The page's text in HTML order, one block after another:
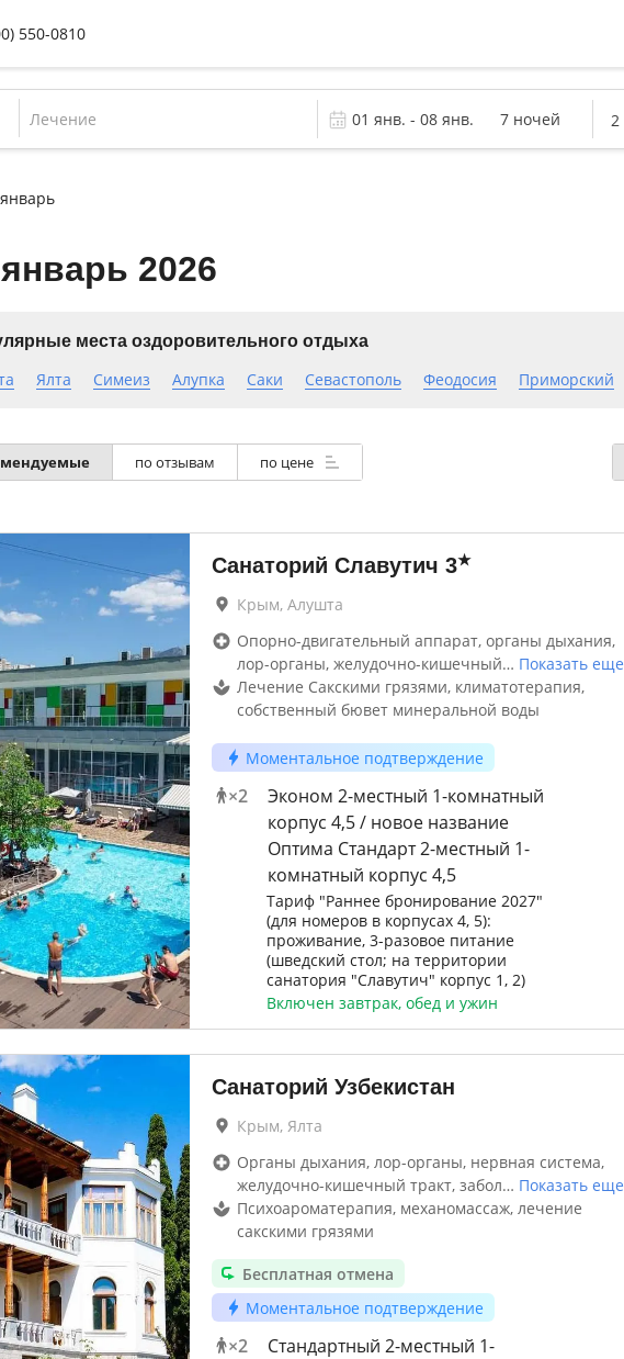
550-0810
Лечение
2026
места оздоровительного отдыха
Ялта Симеиз Алупка Саки Севастополь Феодосия Приморский
по отзывам по цене
Санаторий Славутич 3★
Крым, Алушта
Опорно-двигательный аппарат, органы дыхания,
лор-органы, желудочно-кишечный… Показать еще
Лечение Сакскими грязями, климатотерапия,
собственный бювет минеральной воды
Моментальное подтверждение
×2
Эконом 2-местный 1-комнатный
корпус 4,5 / новое название
Оптима Стандарт 2-местный 1-
комнатный корпус 4,5
Тариф "Раннее бронирование 2027"
(для номеров в корпусах 4, 5):
проживание, 3-разовое питание
(шведский стол; на территории
санатория "Славутич" корпус 1, 2)
Включен завтрак, обед и ужин
Санаторий Узбекистан
Крым, Ялта
Органы дыхания, лор-органы, нервная система,
желудочно-кишечный тракт, забол… Показать еще
Психоароматерапия, механомассаж, лечение
сакскими грязями
Бесплатная отмена
Моментальное подтверждение
×2
Стандартный 2-местный 1-